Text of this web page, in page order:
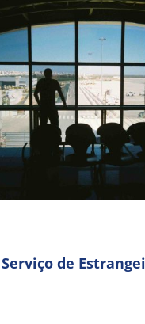
de